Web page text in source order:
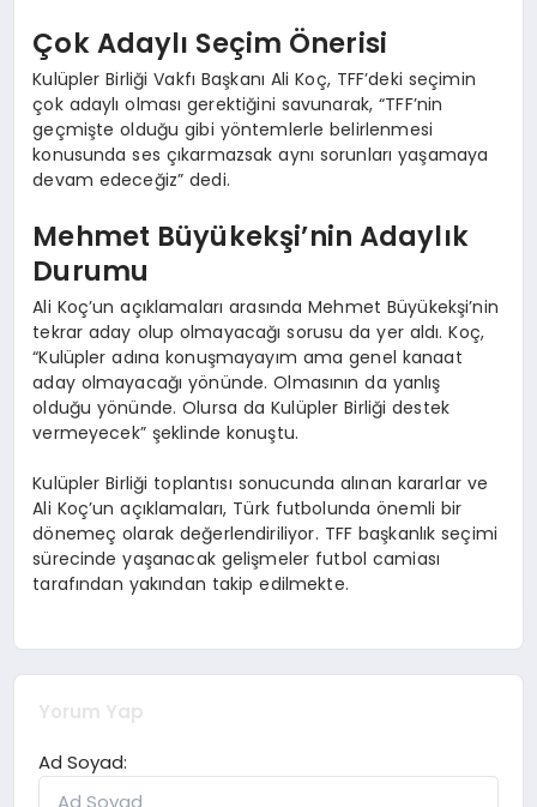
Çok Adaylı Seçim Önerisi
Kulüpler Birliği Vakfı Başkanı Ali Koç, TFF’deki seçimin
çok adaylı olması gerektiğini savunarak, “TFF’nin
geçmişte olduğu gibi yöntemlerle belirlenmesi
konusunda ses çıkarmazsak aynı sorunları yaşamaya
devam edeceğiz” dedi.
Mehmet Büyükekşi’nin Adaylık
Durumu
Ali Koç’un açıklamaları arasında Mehmet Büyükekşi’nin
tekrar aday olup olmayacağı sorusu da yer aldı. Koç,
“Kulüpler adına konuşmayayım ama genel kanaat
aday olmayacağı yönünde. Olmasının da yanlış
olduğu yönünde. Olursa da Kulüpler Birliği destek
vermeyecek” şeklinde konuştu.
Kulüpler Birliği toplantısı sonucunda alınan kararlar ve
Ali Koç’un açıklamaları, Türk futbolunda önemli bir
dönemeç olarak değerlendiriliyor. TFF başkanlık seçimi
sürecinde yaşanacak gelişmeler futbol camiası
tarafından yakından takip edilmekte.
Yorum Yap
Ad Soyad: